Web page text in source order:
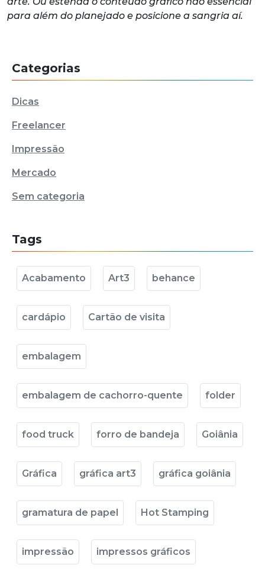
para além do planejado e posicione a sangria aí.
Categorias
Dicas
Freelancer
Impressão
Mercado
Sem categoria
Tags
Acabamento Art3 behance
cardápio Cartão de visita
embalagem
embalagem de cachorro-quente folder
food truck forro de bandeja Goiânia
Gráfica gráfica art3 gráfica goiânia
gramatura de papel Hot Stamping
impressão impressos gráficos